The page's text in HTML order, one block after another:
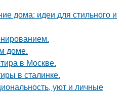
дома: идеи для стильного и
доме.
в Москве.
в сталинке.
уют и личные